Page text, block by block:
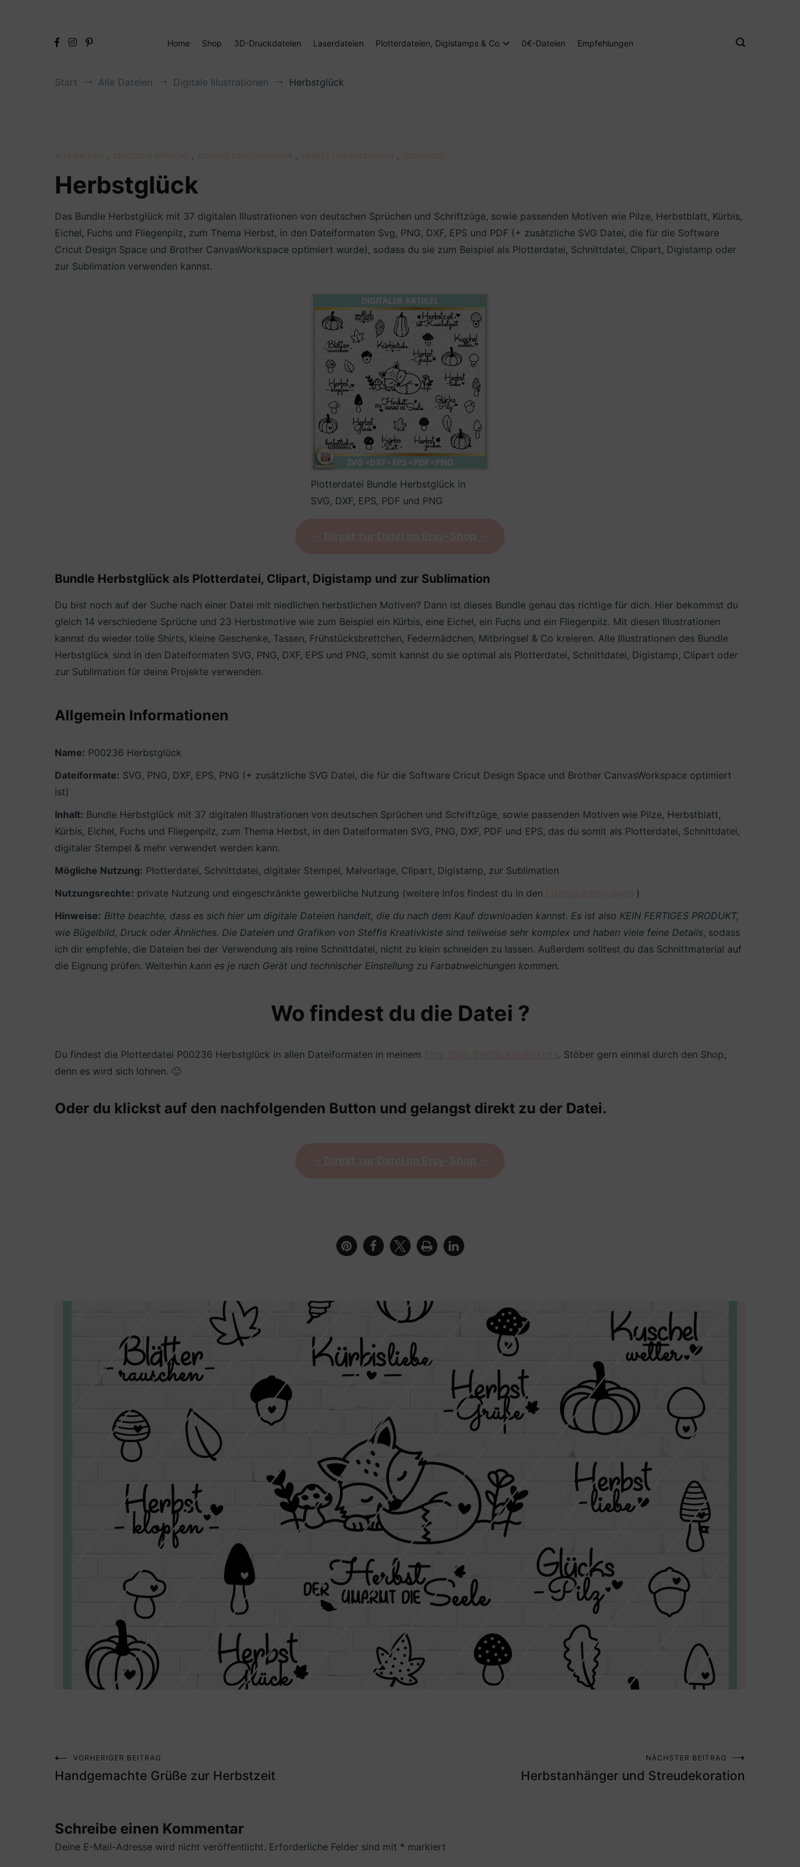
Home
Shop 3D-Druckdateien Laserdateien Plotterdateien, Digistamps & Co 0€-Dateien Empfehlungen
Start Alle Dateien Digitale Illustrationen Herbstglück
, , , ,
Herbstglück
Das Bundle Herbstglück mit 37 digitalen Illustrationen von deutschen Sprüchen und Schriftzüge, sowie passenden Motiven wie Pilze, Herbstblatt, Kürbis,
Eichel, Fuchs und Fliegenpilz, zum Thema Herbst, in den Dateiformaten Svg, PNG, DXF, EPS und PDF (+ zusätzliche SVG Datei, die für die Software
Cricut Design Space und Brother CanvasWorkspace optimiert wurde), sodass du sie zum Beispiel als Plotterdatei, Schnittdatei, Clipart, Digistamp oder
zur Sublimation verwenden kannst.
Plotterdatei Bundle Herbstglück in
SVG, DXF, EPS, PDF und PNG
Bundle Herbstglück als Plotterdatei, Clipart, Digistamp und zur Sublimation
Du bist noch auf der Suche nach einer Datei mit niedlichen herbstlichen Motiven? Dann ist dieses Bundle genau das richtige für dich. Hier bekommst du
gleich 14 verschiedene Sprüche und 23 Herbstmotive wie zum Beispiel ein Kürbis, eine Eichel, ein Fuchs und ein Fliegenpilz. Mit diesen Illustrationen
kannst du wieder tolle Shirts, kleine Geschenke, Tassen, Frühstücksbrettchen, Federmädchen, Mitbringsel & Co kreieren. Alle Illustrationen des Bundle
Herbstglück sind in den Dateiformaten SVG, PNG, DXF, EPS und PNG, somit kannst du sie optimal als Plotterdatei, Schnittdatei, Digistamp, Clipart oder
zur Sublimation für deine Projekte verwenden.
Allgemein Informationen
Name: P00236 Herbstglück
Dateiformate: SVG, PNG, DXF, EPS, PNG (+ zusätzliche SVG Datei, die für die Software Cricut Design Space und Brother CanvasWorkspace optimiert
ist)
Inhalt: Bundle Herbstglück mit 37 digitalen Illustrationen von deutschen Sprüchen und Schriftzüge, sowie passenden Motiven wie Pilze, Herbstblatt,
Kürbis, Eichel, Fuchs und Fliegenpilz, zum Thema Herbst, in den Dateiformaten SVG, PNG, DXF, PDF und EPS, das du somit als Plotterdatei, Schnittdatei,
digitaler Stempel & mehr verwendet werden kann.
Mögliche Nutzung: Plotterdatei, Schnittdatei, digitaler Stempel, Malvorlage, Clipart, Digistamp, zur Sublimation
Nutzungsrechte: private Nutzung und eingeschränkte gewerbliche Nutzung (weitere Infos findest du in den
)
Hinweise: Bitte beachte, dass es sich hier um digitale Dateien handelt, die du nach dem Kauf downloaden kannst. Es ist also KEIN FERTIGES PRODUKT,
wie Bügelbild, Druck oder Ähnliches. Die Dateien und Grafiken von Steffis Kreativkiste sind teilweise sehr komplex und haben viele feine Details, sodass
ich dir empfehle, die Dateien bei der Verwendung als reine Schnittdatei, nicht zu klein schneiden zu lassen. Außerdem solltest du das Schnittmaterial auf
die Eignung prüfen. Weiterhin kann es je nach Gerät und technischer Einstellung zu Farbabweichungen kommen.
Wo findest du die Datei ?
Du findest die Plotterdatei P00236 Herbstglück in allen Dateiformaten in meinem
. Stöber gern einmal durch den Shop,
denn es wird sich lohnen. 🙂
Oder du klickst auf den nachfolgenden Button und gelangst direkt zu der Datei.
Beitragsnavigation
VORHERIGER BEITRAG
Handgemachte Grüße zur Herbstzeit
NÄCHSTER BEITRAG
Herbstanhänger und Streudekoration
Schreibe einen Kommentar
Deine E-Mail-Adresse wird nicht veröffentlicht. Erforderliche Felder sind mit * markiert